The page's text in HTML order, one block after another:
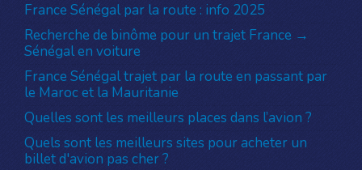
France Sénégal par la route : info 2025
Recherche de binôme pour un trajet France →
Sénégal en voiture
France Sénégal trajet par la route en passant par
le Maroc et la Mauritanie
Quelles sont les meilleurs places dans l’avion ?
Quels sont les meilleurs sites pour acheter un
billet d'avion pas cher ?